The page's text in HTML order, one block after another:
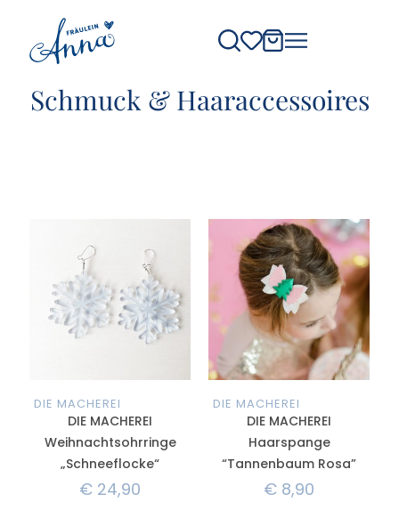
Schmuck & Haaraccessoires
DIE MACHEREI
DIE MACHEREI
Weihnachtsohrringe
„Schneeflocke“
€ 24,90
DIE MACHEREI
DIE MACHEREI
Haarspange
“Tannenbaum Rosa”
€ 8,90